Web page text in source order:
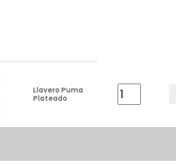
Llavero Puma
Plateado